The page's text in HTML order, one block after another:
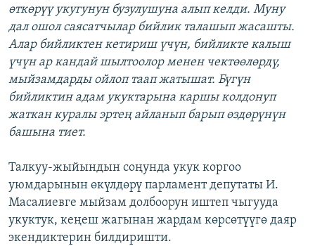
өткөрүү укугунун бузулушуна алып келди. Муну
дал ошол саясатчылар бийлик талашып жасашты.
Алар бийликтен кетириш үчүн, бийликте калыш
үчүн ар кандай шылтоолор менен чектөөлөрдү,
мыйзамдарды ойлоп таап жатышат. Бүгүн
бийликтин адам укуктарына каршы колдонуп
жаткан куралы эртең айланып барып өздөрүнүн
башына тиет.
Талкуу-жыйындын соңунда укук коргоо
уюмдарынын өкүлдөрү парламент депутаты И.
Масалиевге мыйзам долбоорун иштеп чыгууда
укуктук, кеңеш жагынан жардам көрсөтүүгө даяр
экендиктерин билдиришти.